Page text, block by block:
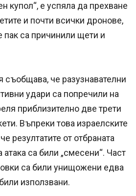
купол“, е успяла да прехване
и почти всички дронове,
пак са причинили щети и
съобщава, че разузнавателни
удари са попречили на
приблизително две трети
Въпреки това израелските
резултатите от отбраната
са били „смесени“. Част
са били унищожени едва
използвани.